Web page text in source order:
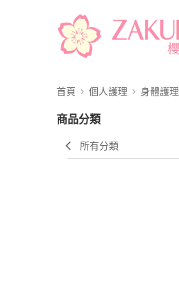
首頁 個人護理 身體護理
商品分類
所有分類